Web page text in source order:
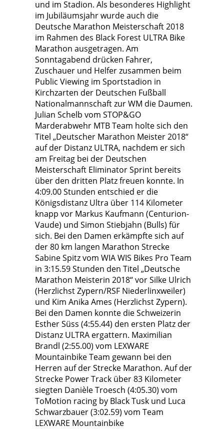
und im Stadion. Als besonderes Highlight
im Jubiläumsjahr wurde auch die
Deutsche Marathon Meisterschaft 2018
im Rahmen des Black Forest ULTRA Bike
Marathon ausgetragen. Am
Sonntagabend drücken Fahrer,
Zuschauer und Helfer zusammen beim
Public Viewing im Sportstadion in
Kirchzarten der Deutschen Fußball
Nationalmannschaft zur WM die Daumen.
Julian Schelb vom STOP&GO
Marderabwehr MTB Team holte sich den
Titel „Deutscher Marathon Meister 2018“
auf der Distanz ULTRA, nachdem er sich
am Freitag bei der Deutschen
Meisterschaft Eliminator Sprint bereits
über den dritten Platz freuen konnte. In
4:09.00 Stunden entschied er die
Königsdistanz Ultra über 114 Kilometer
knapp vor Markus Kaufmann (Centurion-
Vaude) und Simon Stiebjahn (Bulls) für
sich. Bei den Damen erkämpfte sich auf
der 80 km langen Marathon Strecke
Sabine Spitz vom WIA WIS Bikes Pro Team
in 3:15.59 Stunden den Titel „Deutsche
Marathon Meisterin 2018“ vor Silke Ulrich
(Herzlichst Zypern/RSF Niederlinxweiler)
und Kim Anika Ames (Herzlichst Zypern).
Bei den Damen konnte die Schweizerin
Esther Süss (4:55.44) den ersten Platz der
Distanz ULTRA ergattern. Maximilian
Brandl (2:55.00) vom LEXWARE
Mountainbike Team gewann bei den
Herren auf der Strecke Marathon. Auf der
Strecke Power Track über 83 Kilometer
siegten Danièle Troesch (4:05.30) vom
ToMotion racing by Black Tusk und Luca
Schwarzbauer (3:02.59) vom Team
LEXWARE Mountainbike